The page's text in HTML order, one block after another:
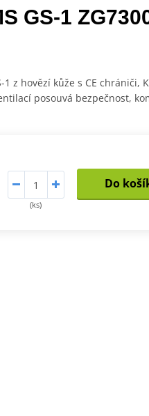
GS-1
1 z hovězí kůže s CE chrániči,
posouvá bezpečnost,
(ks)
Do